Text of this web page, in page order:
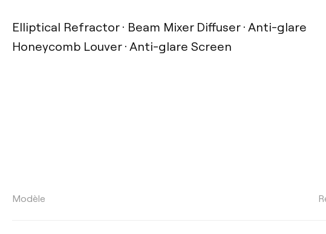
Elliptical Refractor · Beam Mixer Diffuser · Anti-glare
Honeycomb Louver · Anti-glare Screen
FLUX LUMINEUX
Modèle